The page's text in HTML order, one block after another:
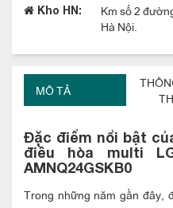
Kho HN:
Km số 2
Hà Nội.
MÔ TẢ
Đặc điểm nổi bật
điều hòa multi
AMNQ24GSKB0
Trong những năm gần đây,